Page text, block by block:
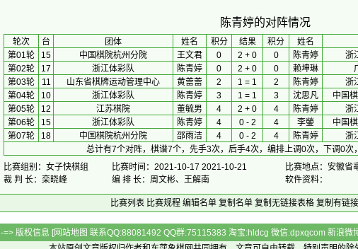
陈青婷的对阵情况
轮次 台 团体 姓名 积分 结果 积分 姓名
第01轮
15 中国棋院杭州分院 王文君 0 2 + 0 0 陈青婷 浙
第02轮
17 浙江体彩队 陈青婷 0 2 + 0 0 赖坤琳
第03轮
11 山东省棋牌运动管理中心 黄蕾蕾 2 1 = 1 2 陈青婷 浙
第04轮
10 浙江体彩队 陈青婷 3 1 = 1 3 沈思凡 中国
第05轮
12 江苏棋院 董毓男 4 2 + 0 4 陈青婷 浙
第06轮
15 浙江体彩队 陈青婷 4 0 - 2 4 李鎣 中国
第07轮
18 中国棋院杭州分院 邵雨洁 4 0 - 2 4 陈青婷 浙
总计有7个对阵，棋谱7个，先手3次，后手4次，编排上调0次，下调0次
比赛组别：女子快棋组
比赛时间：2021-10-17 2021-10-21 比赛地点：安徽省
裁 判 长：栾晓峰
编 排 长：周文彬、王解南 软件资料：
比赛列表 比赛规程 编辑名单 复制名单 复制无链接表格 复制有链
-=> 版权信息 [网站地图 联系QQ:88081492 QQ群:75115383 淘宝:hldcg 微信:dpxqcom 新浪微